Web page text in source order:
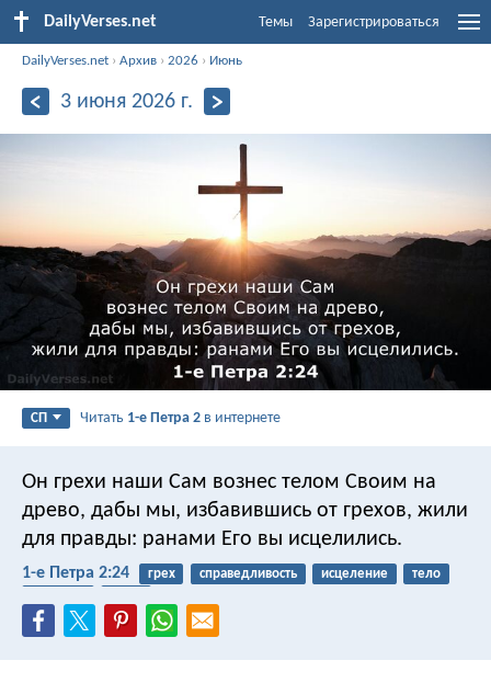
DailyVerses.net Темы Зарегистрироваться
DailyVerses.net ›Архив ›2026 › Июнь
3 июня 2026 г.
СП Читать 1-е Петра 2 в интернете
Он грехи наши Сам вознес телом Своим на
древо, дабы мы, избавившись от грехов, жили
для правды: ранами Его вы исцелились.
1-е Петра 2:24 грех справедливость исцеление
тело